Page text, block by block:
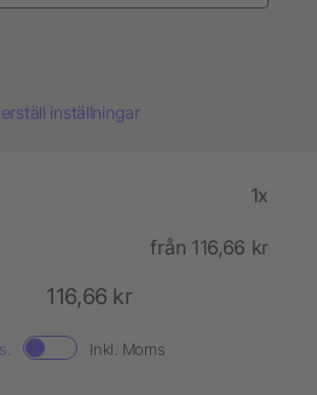
inställningar
1x
från 116,66 kr
116,66 kr
Inkl. Moms